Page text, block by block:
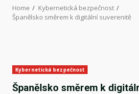
Home
Kybernetická bezpečnost
Španělsko směrem k digitální suverenitě
Kybernetická bezpečnost
Španělsko směrem k